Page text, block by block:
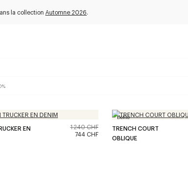
la collection Automne 2026.
EN
1 240 CHF
744 CHF
Défilé
TRENCH COURT
OBLIQUE